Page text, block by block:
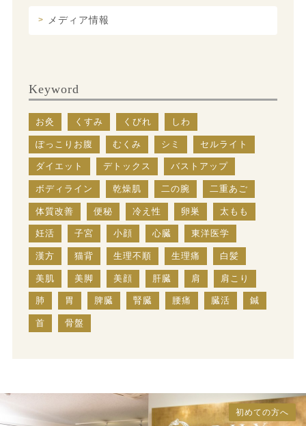
メディア情報
Keyword
お灸 くすみ くびれ しわ
ぽっこりお腹 むくみ シミ セルライト
ダイエット デトックス バストアップ
ボディライン 乾燥肌 二の腕 二重あご
体質改善 便秘 冷え性 卵巣 太もも
妊活 子宮 小顔 心臓 東洋医学
漢方 猫背 生理不順 生理痛 白髪
美肌 美脚 美顔 肝臓 肩 肩こり
肺 胃 脾臓 腎臓 腰痛 臓活 鍼
首 骨盤
初めての方へ